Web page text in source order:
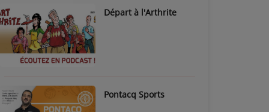
Départ à l'Arthrite
Pontacq Sports